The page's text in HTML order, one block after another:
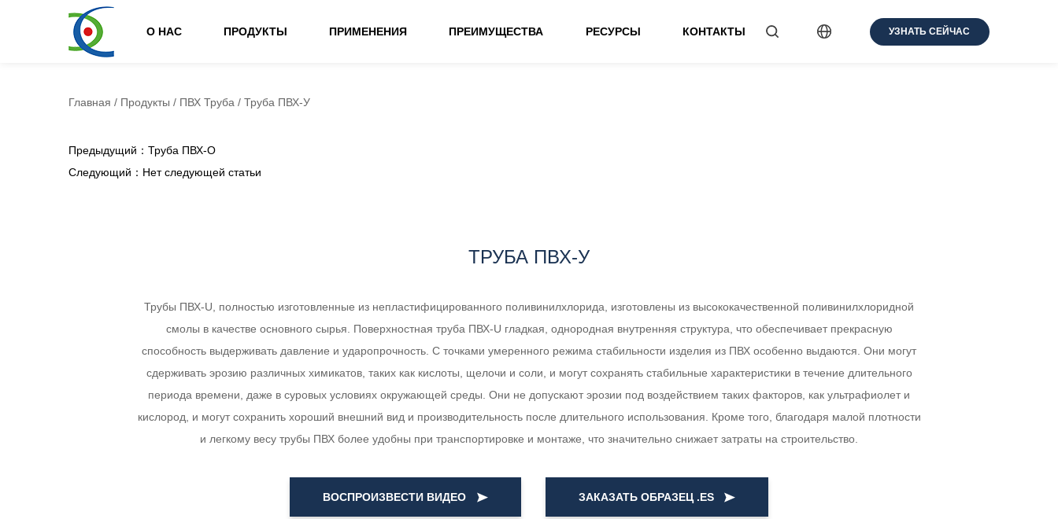
О НАС ПРОДУКТЫ ПРИМЕНЕНИЯ ПРЕИМУЩЕСТВА РЕСУРСЫ КОНТАКТЫ УЗНАТЬ СЕЙЧАС
Главная / Продукты / ПВХ Труба / Труба ПВХ-У
Предыдущий：Труба ПВХ-О
Следующий：Нет следующей статьи
ТРУБА ПВХ-У
Трубы ПВХ-U, полностью изготовленные из непластифицированного поливинилхлорида, изготовлены из высококачественной поливинилхлоридной
смолы в качестве основного сырья. Поверхностная труба ПВХ-U гладкая, однородная внутренняя структура, что обеспечивает прекрасную
способность выдерживать давление и ударопрочность. С точками умеренного режима стабильности изделия из ПВХ особенно выдаются. Они могут
сдерживать эрозию различных химикатов, таких как кислоты, щелочи и соли, и могут сохранять стабильные характеристики в течение длительного
периода времени, даже в суровых условиях окружающей среды. Они не допускают эрозии под воздействием таких факторов, как ультрафиолет и
кислород, и могут сохранить хороший внешний вид и производительность после длительного использования. Кроме того, благодаря малой плотности
и легкому весу трубы ПВХ более удобны при транспортировке и монтаже, что значительно снижает затраты на строительство.
ВОСПРОИЗВЕСТИ ВИДЕО ЗАКАЗАТЬ ОБРАЗЕЦ .ES